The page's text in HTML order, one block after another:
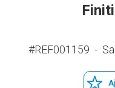
#REF001159 -